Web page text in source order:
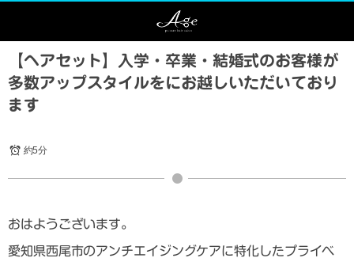
【ヘアセット】入学・卒業・結婚式のお客様が
多数アップスタイルをにお越しいただいており
ます
約5分
おはようございます。
愛知県西尾市のアンチエイジングケアに特化したプライベ